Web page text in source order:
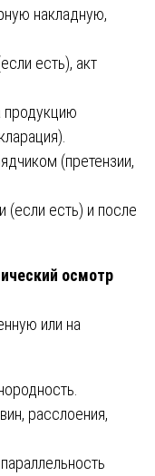
накладную,
есть), акт
продукцию
(претензии,
(если есть) и после
осмотр
или на
расслоения,